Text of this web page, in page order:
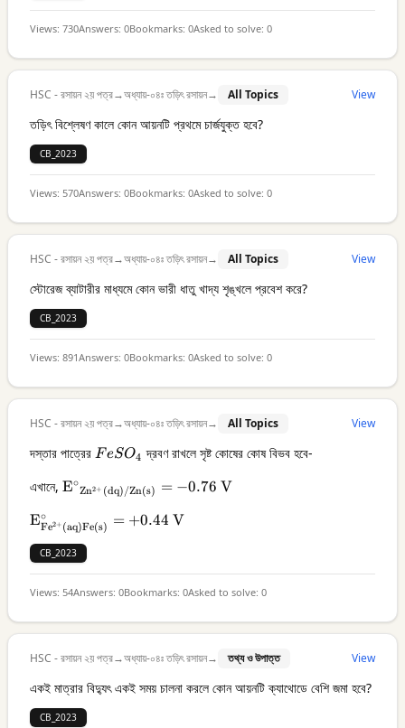
Views: 730Answers: 0Bookmarks: 0Asked to solve: 0
HSC - রসায়ন ২য় পত্র→অধ্যায়-০৪ঃ তড়িৎ রসায়ন→ All Topics View
তড়িৎ বিশ্লেষণ কালে কোন আয়নটি প্রথমে চার্জযুক্ত হবে?
CB_2023
Views: 570Answers: 0Bookmarks: 0Asked to solve: 0
HSC - রসায়ন ২য় পত্র→অধ্যায়-০৪ঃ তড়িৎ রসায়ন→ All Topics View
স্টোরেজ ব্যাটারীর মাধ্যমে কোন ভারী ধাতু খাদ্য শৃঙ্খলে প্রবেশ করে?
CB_2023
Views: 891Answers: 0Bookmarks: 0Asked to solve: 0
HSC - রসায়ন ২য় পত্র→অধ্যায়-০৪ঃ তড়িৎ রসায়ন→ All Topics View
দস্তার পাত্রের FeSO_4
F eSO4 দ্রবণ রাখলে সৃষ্ট কোষের কোষ বিভব হবে-
এখানে, \mathrm{E^{\circ}}_
{ }_{(\mathrm{dq}) /
\mathrm{Zn}
(\mathrm{s})}=-0.76
\mathrm{~V}
E∘
Zn2+ (dq)/Zn(s) = −0.76 V
\mathrm{E}_{\mathrm{Fe}^{2+}
(\mathrm{aq} ) \mathrm{Fe}
(\mathrm{s})}^{\circ}=+0.44
\mathrm{~V}
EFe2+ (aq)Fe(s)
∘ = +0.44 V
CB_2023
Views: 54Answers: 0Bookmarks: 0Asked to solve: 0
HSC - রসায়ন ২য় পত্র→অধ্যায়-০৪ঃ তড়িৎ রসায়ন→ তথ্য ও উপাত্ত View
একই মাত্রার বিদ্যুৎ একই সময় চালনা করলে কোন আয়নটি ক্যাথোডে বেশি জমা হবে?
CB_2023